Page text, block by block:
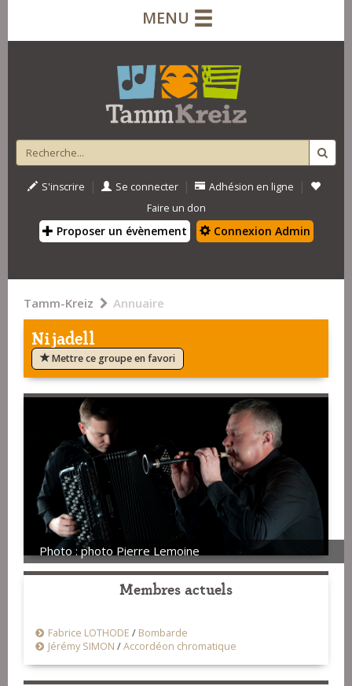
MENU
S'inscrire | Se connecter | Adhésion en ligne |
Faire un don
Proposer un évènement Connexion Admin
Tamm-Kreiz Annuaire
Nijadell
Mettre ce groupe en favori
Photo : photo Pierre Lemoine
Membres actuels
Fabrice LOTHODE / Bombarde
Jérémy SIMON /Accordéon chromatique